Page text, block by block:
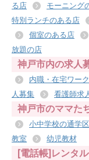
る店
モーニング
特別ランチのある店
個室のある店
放題の店
神戸市内の求人
内職・在宅ワー
人募集
看護師求
神戸市のママた
小中学校の通学
教室
幼児教材
[電話帳]レンタ